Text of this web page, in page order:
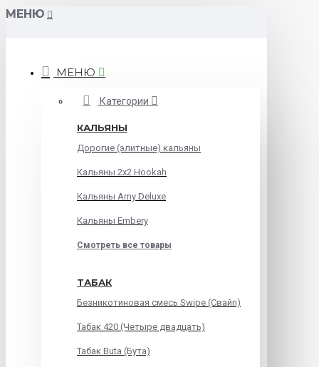
МЕНЮ
МЕНЮ
Категории
КАЛЬЯНЫ
Дорогие (элитные) кальяны
Кальяны 2х2 Hookah
Кальяны Amy Deluxe
Кальяны Embery
Смотреть все товары
ТАБАК
Безникотиновая смесь Swipe (Свайп)
Табак 420 (Четыре двадцать)
Табак Buta (Бута)